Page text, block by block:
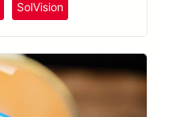
SolVision